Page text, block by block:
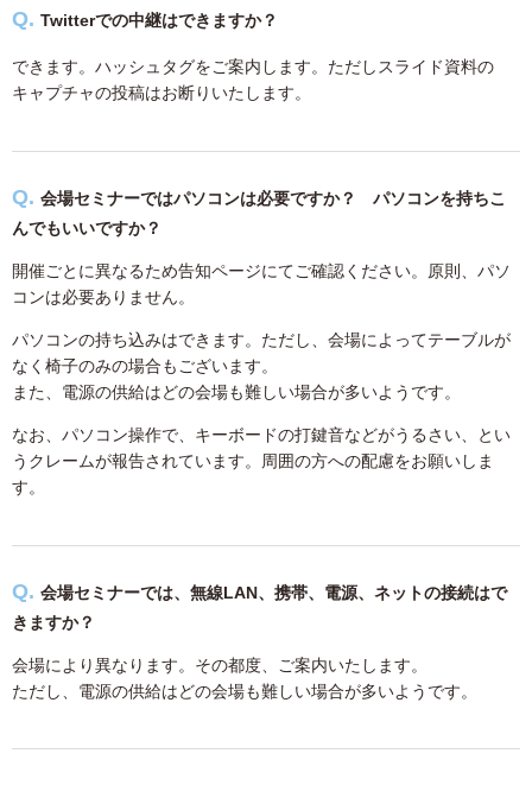
Twitterでの中継はできますか？
できます。ハッシュタグをご案内します。ただしスライド資料の
キャプチャの投稿はお断りいたします。
会場セミナーではパソコンは必要ですか？ パソコンを持ちこ
んでもいいですか？
開催ごとに異なるため告知ページにてご確認ください。原則、パソ
コンは必要ありません。
パソコンの持ち込みはできます。ただし、会場によってテーブルが
なく椅子のみの場合もございます。
また、電源の供給はどの会場も難しい場合が多いようです。
なお、パソコン操作で、キーボードの打鍵音などがうるさい、とい
うクレームが報告されています。周囲の方への配慮をお願いしま
す。
会場セミナーでは、無線LAN、携帯、電源、ネットの接続はで
きますか？
会場により異なります。その都度、ご案内いたします。
ただし、電源の供給はどの会場も難しい場合が多いようです。